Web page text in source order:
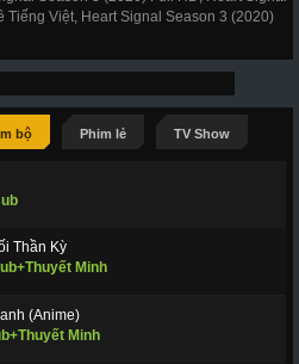
Việt, Heart Signal Season 3 (2020)
bộ Phim lẻ TV Show
Thần Kỳ
Minh
(Anime)
Minh